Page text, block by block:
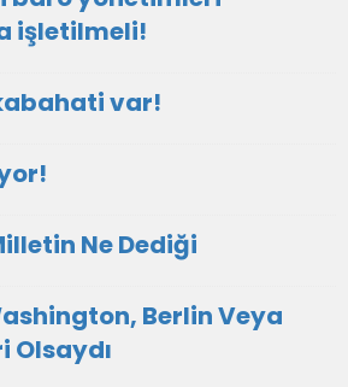
işletilmeli!
var!
Ne Dediği
Berlin Veya
Olsaydı